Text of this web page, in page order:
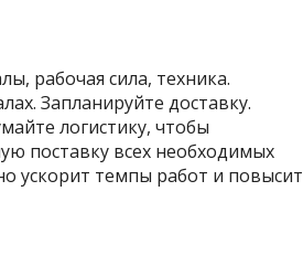
рабочая сила, техника.
Запланируйте доставку.
логистику, чтобы
поставку всех необходимых
ускорит темпы работ и повысит